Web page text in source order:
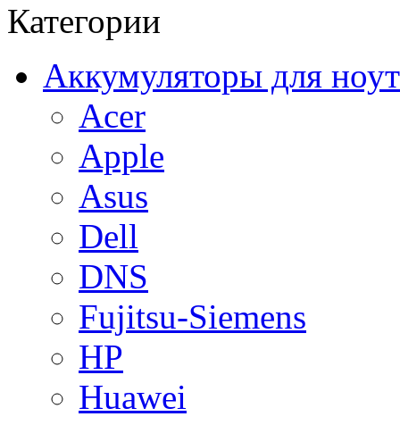
Категории
Аккумуляторы для
Acer
Apple
Asus
Dell
DNS
Fujitsu-Siemens
HP
Huawei